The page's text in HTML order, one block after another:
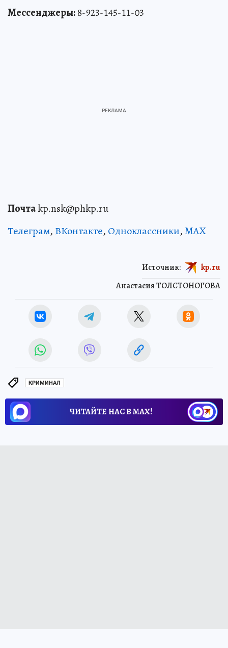
Мессенджеры:8-923-145-11-03
Почтаkp.nsk@phkp.ru
Телеграм, ВКонтакте, Одноклассники,MAX
Анастасия ТОЛСТОНОГОВА
Источник: kp.ru
КРИМИНАЛ
ЧИТАЙТЕ НАС В МАХ!